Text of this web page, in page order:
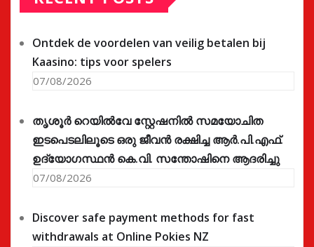
Ontdek de voordelen van veilig betalen bij
Kaasino: tips voor spelers
07/08/2026
തൃശൂർ റെയിൽവേ സ്റ്റേഷനിൽ സമയോചിത
ഇടപെടലിലൂടെ ഒരു ജീവൻ രക്ഷിച്ച ആർ.പി.എഫ്.
ഉദ്യോഗസ്ഥൻ കെ.വി. സന്തോഷിനെ ആദരിച്ചു
07/08/2026
Discover safe payment methods for fast
withdrawals at Online Pokies NZ